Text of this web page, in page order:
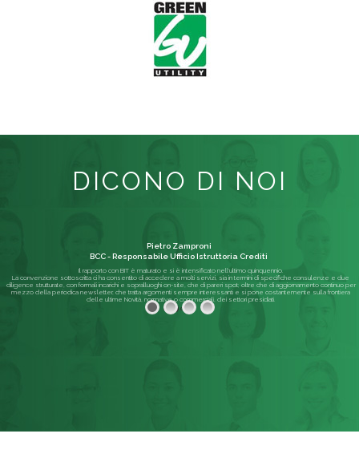
DICONO DI NOI
Il rapporto con BIT è maturato e si è intensificato nell'ultimo quinquennio.
La convenzione sottoscritta ci ha consentito di accedere a molti servizi, sia in termini di specifiche consulenze e due
diligence strutturate, con formali incarichi e sopralluoghi on-site, che di pareri spot; oltre che di aggiornamento continuo per
mezzo della periodica newsletter, che tratta argomenti sempre interessanti e si pone costantemente sulla frontiera
delle ultime Novità, normative o commerciali, dei settori presidiati.
Pietro Zamproni
BCC - Responsabile Ufficio Istruttoria Crediti
Leggi di più